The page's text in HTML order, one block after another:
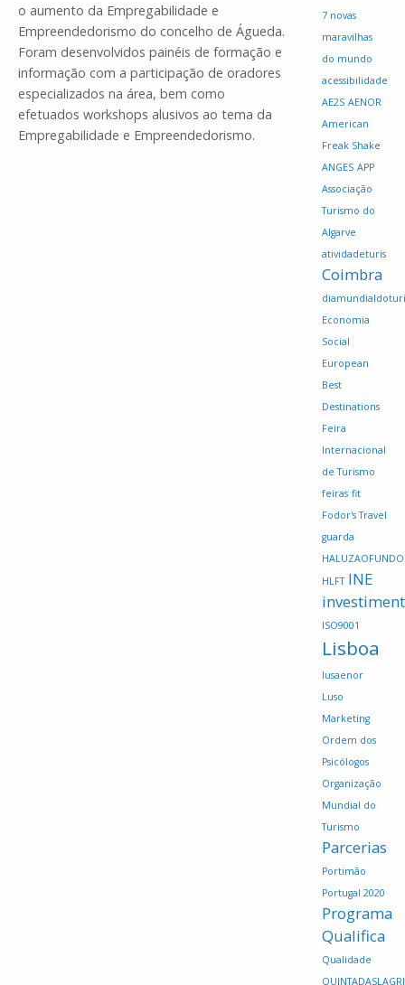
o aumento da Empregabilidade e
Empreendedorismo do concelho de Águeda.
Foram desenvolvidos painéis de formação e
informação com a participação de oradores
especializados na área, bem como
efetuados workshops alusivos ao tema da
Empregabilidade e Empreendedorismo.
7 novas
maravilhas
do mundo
acessibilidade
AE2S AENOR
American
Freak Shake
ANGES APP
Associação
Turismo do
Algarve
atividadeturis
Coimbra
Economia
Social
European
Best
Destinations
Feira
Internacional
de Turismo
feiras fit
Fodor's Travel
guarda
HLFT INE
ISO9001
Lisboa
lusaenor
Luso
Marketing
Ordem dos
Psicólogos
Organização
Mundial do
Turismo
Parcerias
Portimão
Portugal 2020
Programa
Qualifica
Qualidade